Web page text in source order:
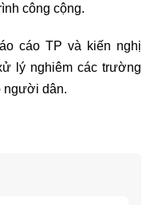
công cộng.
cáo TP và kiến nghị
lý nghiêm các trường
người dân.